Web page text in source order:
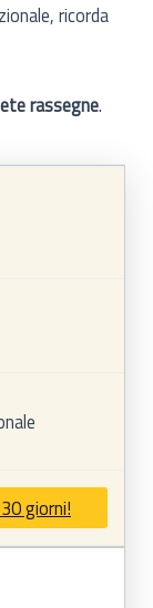
ricorda
rassegne.
giorni!